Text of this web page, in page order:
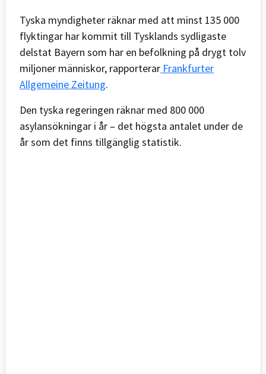
Tyska myndigheter räknar med att minst 135 000
flyktingar har kommit till Tysklands sydligaste
delstat Bayern som har en befolkning på drygt tolv
miljoner människor, rapporterar Frankfurter
Allgemeine Zeitung.
Den tyska regeringen räknar med 800 000
asylansökningar i år – det högsta antalet under de
år som det finns tillgänglig statistik.